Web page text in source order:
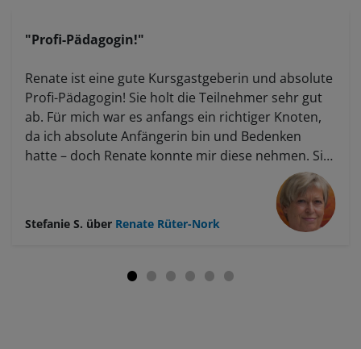
"Profi-Pädagogin!"
Renate ist eine gute Kursgastgeberin und absolute
Profi-Pädagogin! Sie holt die Teilnehmer sehr gut
ab. Für mich war es anfangs ein richtiger Knoten,
da ich absolute Anfängerin bin und Bedenken
hatte – doch Renate konnte mir diese nehmen. Sie
hat mich motiviert, bestätigt und bestärkt, meinen
eigenen Weg zu gehen, was mir mental sehr gut
getan hat. Im Kurs konnte ich richtig im Prozess
sein, mich darauf einlassen und war glücklich –
Neues entdeckt; vieles war verschüttet, aber jetzt
Stefanie S. über Renate Rüter-Nork